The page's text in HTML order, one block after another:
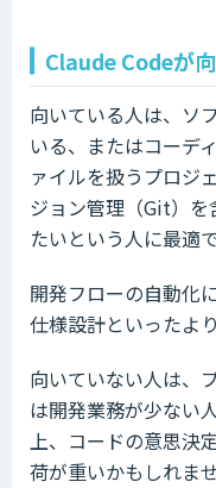
Claude Codeが
向いている人は、ソ
いる、またはコーデ
ァイルを扱うプロジ
ジョン管理（Git）を
たいという人に最適で
開発フローの自動化
仕様設計といったよ
向いていない人は、
は開発業務が少ない
上、コードの意思決
荷が重いかもしれませ